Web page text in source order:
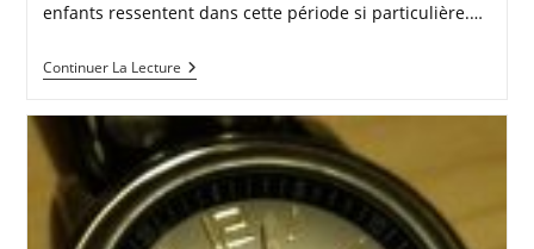
enfants ressentent dans cette période si particulière.…
Continuer La LectureLETTRE
D’ADOLESCENCE